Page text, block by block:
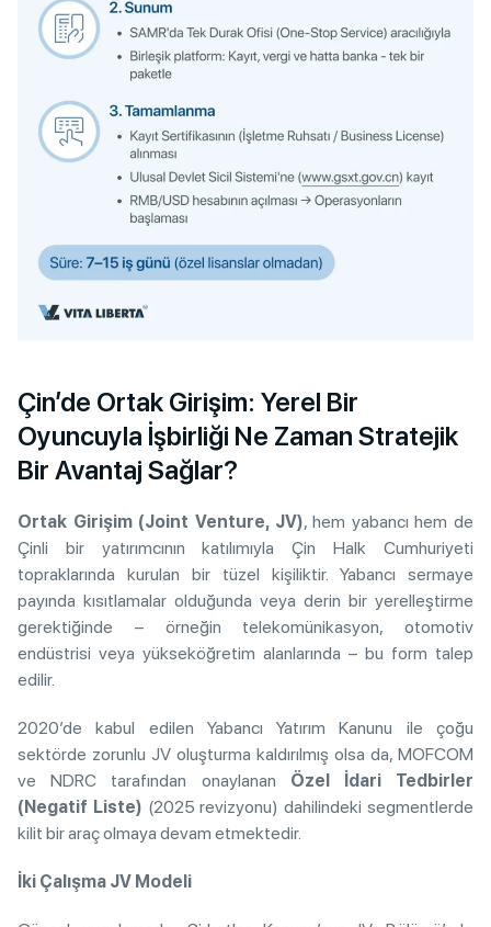
Çin’de Ortak Girişim: Yerel Bir
Oyuncuyla İşbirliği Ne Zaman Stratejik
Bir Avantaj Sağlar?
Ortak Girişim (Joint Venture, JV), hem yabancı hem de
Çinli bir yatırımcının katılımıyla Çin Halk Cumhuriyeti
topraklarında kurulan bir tüzel kişiliktir. Yabancı sermaye
payında kısıtlamalar olduğunda veya derin bir yerelleştirme
gerektiğinde – örneğin telekomünikasyon, otomotiv
endüstrisi veya yükseköğretim alanlarında – bu form talep
edilir.
2020’de kabul edilen Yabancı Yatırım Kanunu ile çoğu
sektörde zorunlu JV oluşturma kaldırılmış olsa da, MOFCOM
ve NDRC tarafından onaylanan Özel İdari Tedbirler
(Negatif Liste) (2025 revizyonu) dahilindeki segmentlerde
kilit bir araç olmaya devam etmektedir.
İki Çalışma JV Modeli